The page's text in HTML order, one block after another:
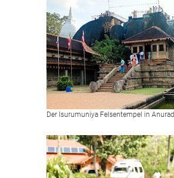
Der Isurumuniya Felsentempel in